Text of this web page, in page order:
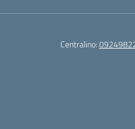
Centralino: